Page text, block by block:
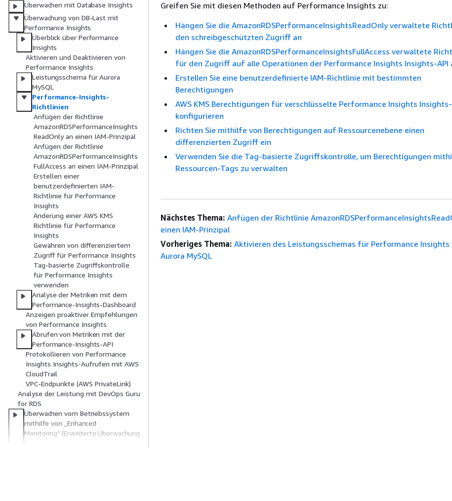
Überwachen mit Database Insights
Überwachung von DB-Last mit
Performance Insights
Überblick über Performance
Insights
Aktivieren und Deaktivieren von
Performance Insights
Leistungsschema für Aurora
MySQL
Performance-Insights-
Richtlinien
Anfügen der Richtlinie
AmazonRDSPerformanceInsights
ReadOnly an einen IAM-Prinzipal
Anfügen der Richtlinie
AmazonRDSPerformanceInsights
FullAccess an einen IAM-Prinzipal
Erstellen einer
benutzerdefinierten IAM-
Richtlinie für Performance
Insights
Änderung einer AWS KMS
Richtlinie für Performance
Insights
Gewähren von differenziertem
Zugriff für Performance Insights
Tag-basierte Zugriffskontrolle
für Performance Insights
verwenden
Analyse der Metriken mit dem
Performance-Insights-Dashboard
Anzeigen proaktiver Empfehlungen
von Performance Insights
Abrufen von Metriken mit der
Performance-Insights-API
Protokollieren von Performance
Insights Insights-Aufrufen mit AWS
CloudTrail
VPC-Endpunkte (AWS PrivateLink)
Analyse der Leistung mit DevOps Guru
for RDS
Überwachen vom Betriebssystem
mithilfe von „Enhanced
Monitoring“·(Erweiterte·Überwachung
Greifen Sie mit diesen Methoden auf Performance Insights zu:
Hängen Sie die AmazonRDSPerformanceInsightsReadOnly verwaltete
den schreibgeschützten Zugriff an
Hängen Sie die AmazonRDSPerformanceInsightsFullAccess verwaltete
für den Zugriff auf alle Operationen der Performance Insights Insights-API
Erstellen Sie eine benutzerdefinierte IAM-Richtlinie mit bestimmten
Berechtigungen
AWS KMS Berechtigungen für verschlüsselte Performance Insights
konfigurieren
Richten Sie mithilfe von Berechtigungen auf Ressourcenebene einen
differenzierten Zugriff ein
Verwenden Sie die Tag-basierte Zugriffskontrolle, um Berechtigungen
Ressourcen-Tags zu verwalten
Nächstes Thema: Anfügen der Richtlinie
einen IAM-Prinzipal
Vorheriges Thema: Aktivieren des Leistungsschemas für Performance Insights
Aurora MySQL